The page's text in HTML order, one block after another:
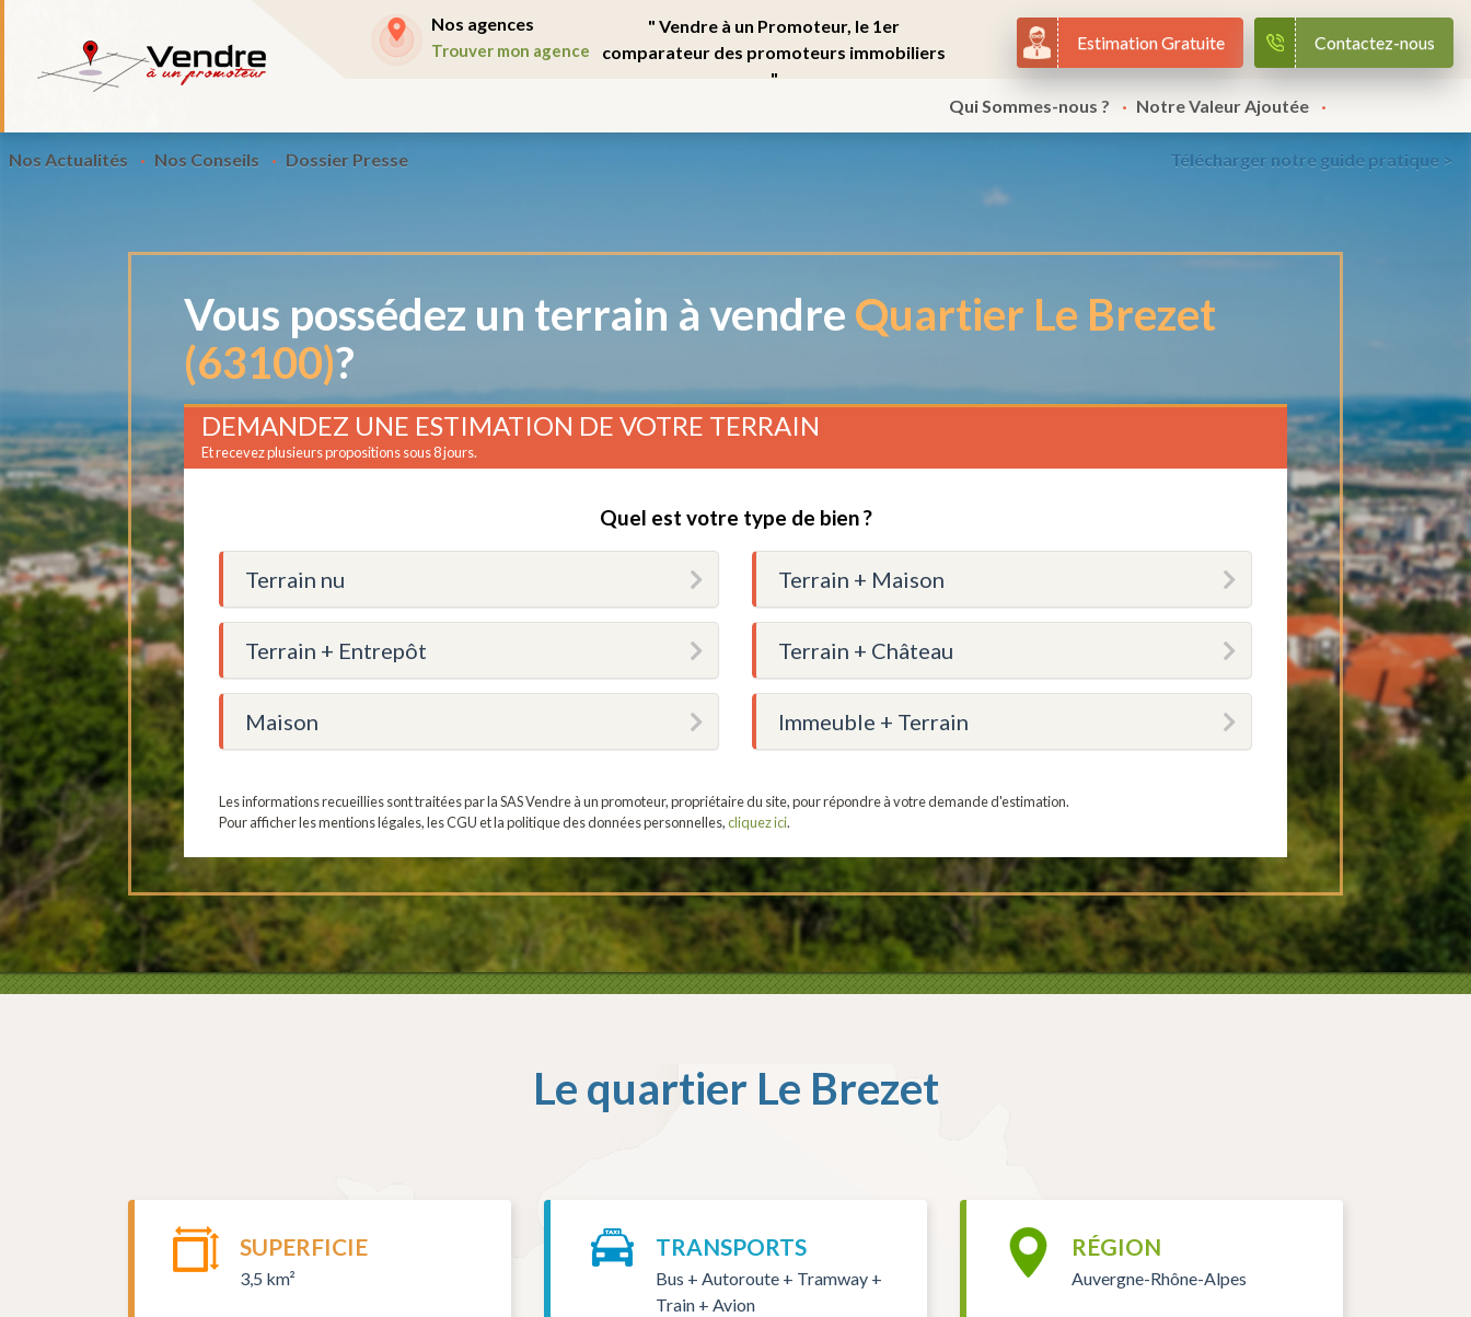
Nos agences
Trouver mon agence
" Vendre à un Promoteur, le 1er
comparateur des promoteurs immobiliers
"
Qui Sommes-nous ?
Notre Valeur Ajoutée
Nos Actualités Nos Conseils Dossier Presse Télécharger notre guide pratique >
Estimation Gratuite Contactez-nous
Vous possédez un terrain à vendre Quartier Le Brezet
(63100)?
DEMANDEZ UNE ESTIMATION DE VOTRE TERRAIN
Et recevez plusieurs propositions sous 8 jours.
Quel est votre type de bien ?
Terrain nu Terrain + Maison
Terrain + Entrepôt Terrain + Château
Maison Immeuble + Terrain
Les informations recueillies sont traitées par la SAS Vendre à un promoteur, propriétaire du site, pour répondre à votre demande d'estimation.
Pour afficher les mentions légales, les CGU et la politique des données personnelles,cliquez ici.
Le quartier Le Brezet
SUPERFICIE
3,5 km²
TRANSPORTS
Bus + Autoroute + Tramway +
Train + Avion
RÉGION
Auvergne-Rhône-Alpes